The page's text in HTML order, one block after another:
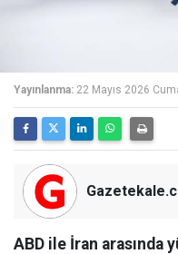
Yayınlanma: 22 Mayıs 2026
ABD ile İran arasında